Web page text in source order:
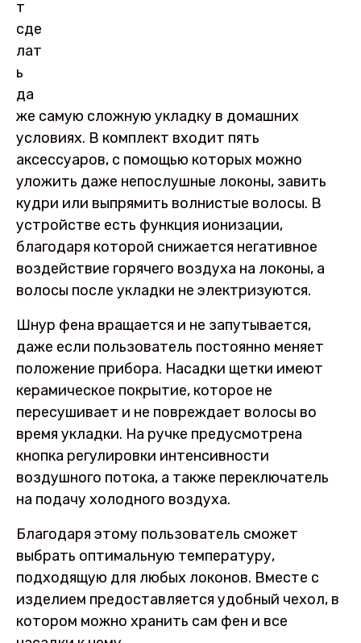
т
сде
лат
ь
да
же самую сложную укладку в домашних
условиях. В комплект входит пять
аксессуаров, с помощью которых можно
уложить даже непослушные локоны, завить
кудри или выпрямить волнистые волосы. В
устройстве есть функция ионизации,
благодаря которой снижается негативное
воздействие горячего воздуха на локоны, а
волосы после укладки не электризуются.
Шнур фена вращается и не запутывается,
даже если пользователь постоянно меняет
положение прибора. Насадки щетки имеют
керамическое покрытие, которое не
пересушивает и не повреждает волосы во
время укладки. На ручке предусмотрена
кнопка регулировки интенсивности
воздушного потока, а также переключатель
на подачу холодного воздуха.
Благодаря этому пользователь сможет
выбрать оптимальную температуру,
подходящую для любых локонов. Вместе с
изделием предоставляется удобный чехол, в
котором можно хранить сам фен и все